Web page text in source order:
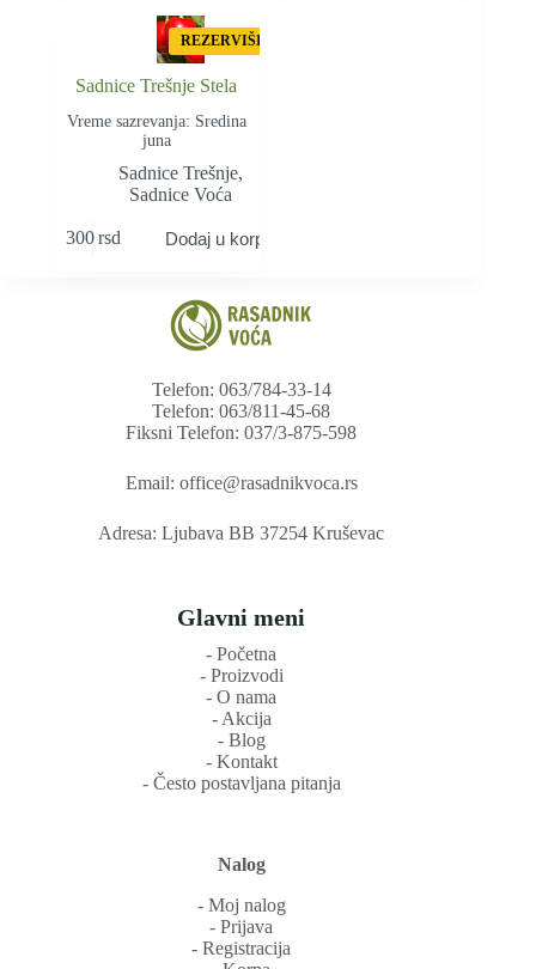
REZERVIŠI
Sadnice Trešnje Stela
Vreme sazrevanja: Sredina
juna
Sadnice Trešnje,
Sadnice Voća
300rsd Dodaj u korpu
Telefon: 063/784-33-14
Telefon: 063/811-45-68
Fiksni Telefon: 037/3-875-598
Email: office@rasadnikvoca.rs
Adresa: Ljubava BB 37254 Kruševac
Glavni meni
‐ Početna
‐ Proizvodi
‐ O nama
‐ Akcija
‐ Blog
‐ Kontakt
‐ Često postavljana pitanja
Nalog
‐ Moj nalog
‐ Prijava
‐ Registracija